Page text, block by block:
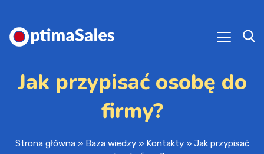
Jak przypisać osobę do
firmy?
Strona główna» Baza wiedzy» Kontakty» Jak przypisać